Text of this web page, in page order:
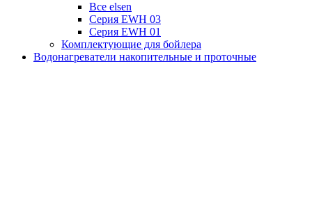
Все elsen
Серия EWH 03
Серия EWH 01
Комплектующие для бойлера
Водонагреватели накопительные и проточные